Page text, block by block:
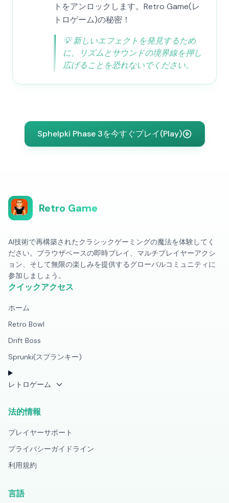
トをアンロックします。Retro Game(レ
トロゲーム)の秘密！
💡新しいエフェクトを発見するため
に、リズムとサウンドの境界線を押し
広げることを恐れないでください。
Sphelpki Phase 3を今すぐプレイ(Play)
Retro Game
AI技術で再構築されたクラシックゲーミングの魔法を体験してく
ださい。ブラウザベースの即時プレイ、マルチプレイヤーアクシ
ョン、そして無限の楽しみを提供するグローバルコミュニティに
参加しましょう。
クイックアクセス
ホーム
Retro Bowl
Drift Boss
Sprunki(スプランキー)
レトロゲーム
法的情報
プレイヤーサポート
プライバシーガイドライン
利用規約
言語